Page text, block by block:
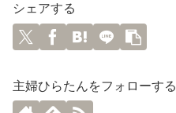
シェアする
主婦ひらたんをフォローする